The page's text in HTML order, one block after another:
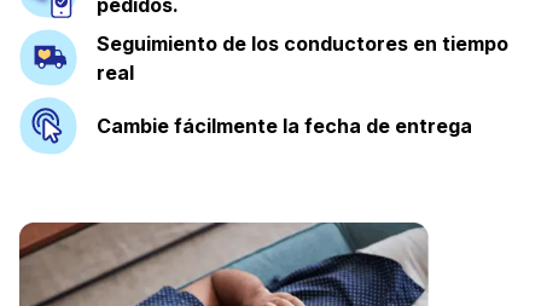
pedidos.
Seguimiento de los conductores en tiempo
real
Cambie fácilmente la fecha de entrega